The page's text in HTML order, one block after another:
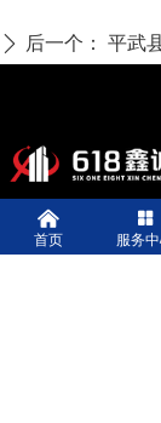
ꄲ 后一个： 平武
地址：
四川省
낀
首页
넒
服务